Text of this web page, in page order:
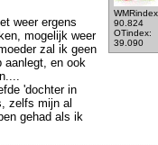
90.824
OTindex:
39.090
weer ergens
mogelijk weer
zal ik geen
aanlegt, en ook
'dochter in
zelfs mijn al
gehad als ik